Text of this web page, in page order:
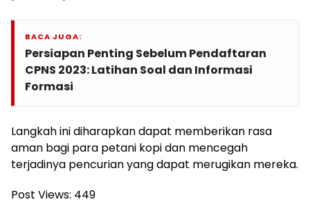
BACA JUGA:
Persiapan Penting Sebelum Pendaftaran
CPNS 2023: Latihan Soal dan Informasi
Formasi
Langkah ini diharapkan dapat memberikan rasa
aman bagi para petani kopi dan mencegah
terjadinya pencurian yang dapat merugikan mereka.
Post Views: 449